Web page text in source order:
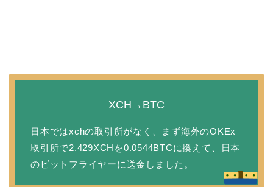
XCH→BTC
日本ではxchの取引所がなく、まず海外のOKEx
取引所で2.429XCHを0.0544BTCに換えて、日本
のビットフライヤーに送金しました。